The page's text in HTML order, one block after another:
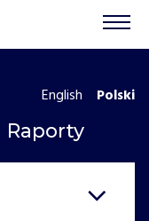
Raporty
English Polski